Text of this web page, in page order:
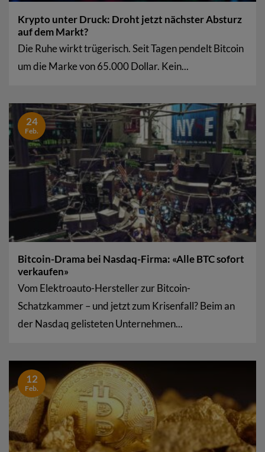
Krypto unter Druck: Droht jetzt nächster Absturz
auf dem Markt?
Die Ruhe wirkt trügerisch. Seit Tagen pendelt Bitcoin
um die Marke von 65.000 Dollar. Kein...
Bitcoin-Drama bei Nasdaq-Firma: «Alle BTC sofort
verkaufen»
Vom Elektroauto-Hersteller zur Bitcoin-
Schatzkammer – und jetzt zum Krisenfall? Beim an
der Nasdaq gelisteten Unternehmen...
24
Feb.
12
Feb.